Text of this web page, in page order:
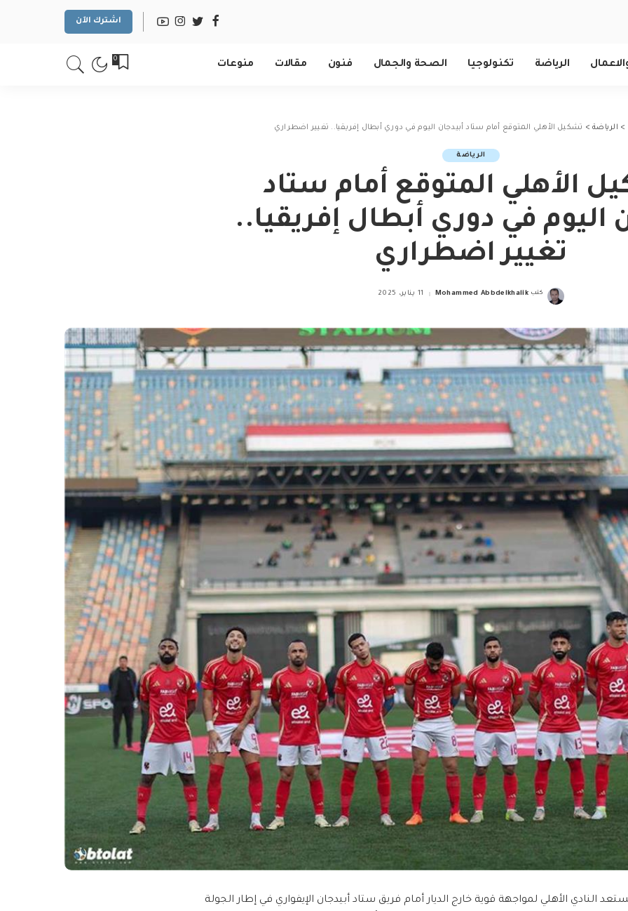
اشترك الآن
الرياضة تكنولوجيا الصحة والجمال فنون مقالات منوعات 0
> الرياضة> تشكيل الأهلي المتوقع أمام ستاد أبيدجان اليوم في دوري أبطال إفريقيا.. تغيير اضطراري
الرياضة
الأهلي المتوقع أمام ستاد
اليوم في دوري أبطال إفريقيا..
تغيير اضطراري
Posted
كتب Mohammed Abbdelkhalik 11 يناير، 2025
النادي الأهلي لمواجهة قوية خارج الديار أمام فريق ستاد أبيدجان الإيفواري في إطار الجولة